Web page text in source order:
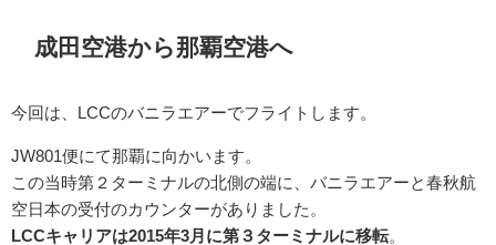
成田空港から那覇空港へ
今回は、LCCのバニラエアーでフライトします。
JW801便にて那覇に向かいます。
この当時第２ターミナルの北側の端に、バニラエアーと春秋航
空日本の受付のカウンターがありました。
LCCキャリアは2015年3月に第３ターミナルに移転。